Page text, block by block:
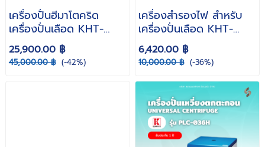
เครื่องปั่นฮีมาโตคริด
เครื่องปั่นเลือด KHT-
430B ฮีมาโทคริต
Hematocrit Centrifuge
เครื่องปั่นเม็ดเลือดแดง
25,900.00 ฿
45,000.00 ฿ (-42%)
เครื่องสำรองไฟ สำหรับ
เครื่องปั่นเลือด KHT-
430B / 410E Zircon
KB-SeriesRL เครื่อง
สำรองไฟ ป้องกันไฟ
กระชาก Zircon 800W /
1000VA สำหรับ เครื่อง
ปั่นเลือด
6,420.00 ฿
10,000.00 ฿ (-36%)